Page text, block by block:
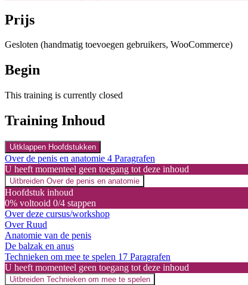
Prijs
Gesloten (handmatig toevoegen gebruikers, WooCommerce)
Begin
This training is currently closed
Training Inhoud
Uitklappen Hoofdstukken
Over de penis en anatomie 4 Paragrafen
U heeft momenteel geen toegang tot deze inhoud
Uitbreiden Over de penis en anatomie
Hoofdstuk inhoud
0% voltooid 0/4 stappen
Over deze cursus/workshop
Over Ruud
Anatomie van de penis
De balzak en anus
Technieken om mee te spelen 17 Paragrafen
U heeft momenteel geen toegang tot deze inhoud
Uitbreiden Technieken om mee te spelen